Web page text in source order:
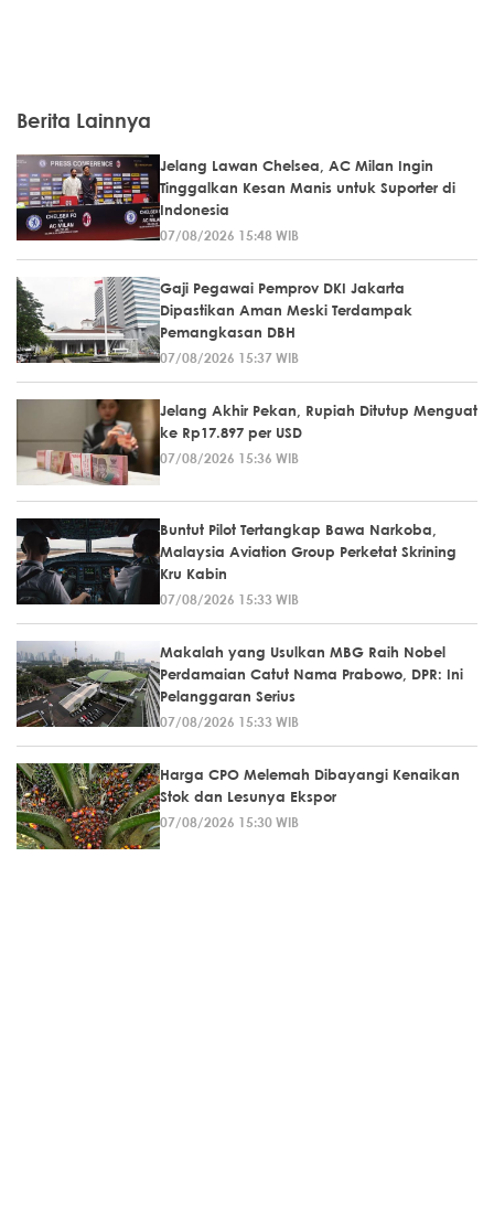
Berita Lainnya
Jelang Lawan Chelsea, AC Milan Ingin
Tinggalkan Kesan Manis untuk Suporter di
Indonesia
07/08/2026 15:48 WIB
Gaji Pegawai Pemprov DKI Jakarta
Dipastikan Aman Meski Terdampak
Pemangkasan DBH
07/08/2026 15:37 WIB
Jelang Akhir Pekan, Rupiah Ditutup Menguat
ke Rp17.897 per USD
07/08/2026 15:36 WIB
Buntut Pilot Tertangkap Bawa Narkoba,
Malaysia Aviation Group Perketat Skrining
Kru Kabin
07/08/2026 15:33 WIB
Makalah yang Usulkan MBG Raih Nobel
Perdamaian Catut Nama Prabowo, DPR: Ini
Pelanggaran Serius
07/08/2026 15:33 WIB
Harga CPO Melemah Dibayangi Kenaikan
Stok dan Lesunya Ekspor
07/08/2026 15:30 WIB